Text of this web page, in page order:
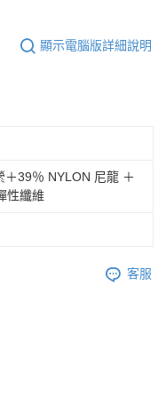
顯示電腦版詳細說明
＋39％ NYLON 尼龍 ＋
性纖維
客服